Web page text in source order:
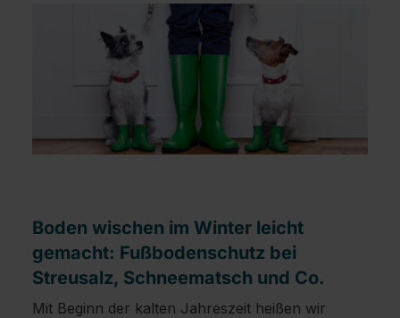
Boden wischen im Winter leicht
gemacht: Fußbodenschutz bei
Streusalz, Schneematsch und Co.
Mit Beginn der kalten Jahreszeit heißen wir